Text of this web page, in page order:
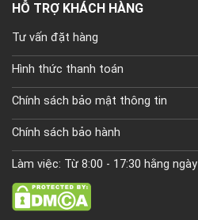
HỖ TRỢ KHÁCH HÀNG
Tư vấn đặt hàng
Hình thức thanh toán
Chính sách bảo mật thông tin
Chính sách bảo hành
Làm việc: Từ 8:00 - 17:30 hằng ngày